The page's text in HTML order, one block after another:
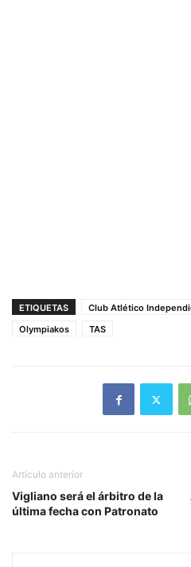
ETIQUETAS Club Atlético
Olympiakos
TAS
Artículo anterior
Vigliano será el árbitro de la
última fecha con Patronato